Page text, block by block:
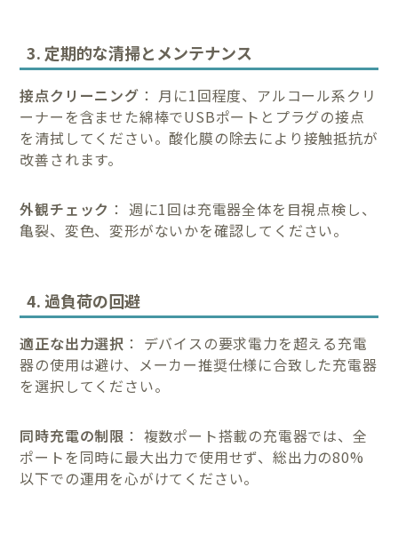
3. 定期的な清掃とメンテナンス
接点クリーニング ： 月に1回程度、アルコール系クリ
ーナーを含ませた綿棒でUSBポートとプラグの接点
を清拭してください。酸化膜の除去により接触抵抗が
改善されます。
外観チェック ： 週に1回は充電器全体を目視点検し、
亀裂、変色、変形がないかを確認してください。
4. 過負荷の回避
適正な出力選択 ： デバイスの要求電力を超える充電
器の使用は避け、メーカー推奨仕様に合致した充電器
を選択してください。
同時充電の制限 ： 複数ポート搭載の充電器では、全
ポートを同時に最大出力で使用せず、総出力の80%
以下での運用を心がけてください。